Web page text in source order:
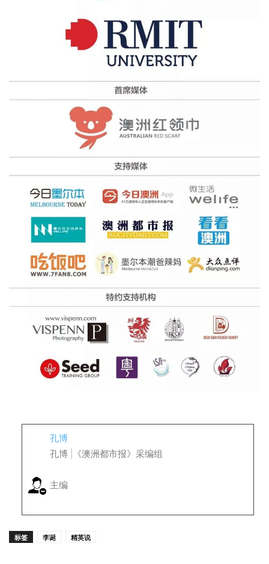
孔博
孔博 |《澳洲都市报》采编组
主编
标签 李诞 精英说